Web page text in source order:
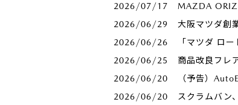
2026/07/17
MAZDA
2026/06/29
大阪マツダ創
2026/06/26
「マツダ ロ
2026/06/25
商品改良フレ
2026/06/20
（予告）
2026/06/20
スクラムバン